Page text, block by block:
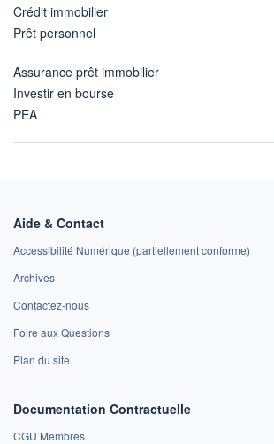
Crédit immobilier
Prêt personnel
Assurance prêt immobilier
Investir en bourse
PEA
Aide & Contact
Accessibilité Numérique (partiellement conforme)
Archives
Contactez-nous
Foire aux Questions
Plan du site
Documentation Contractuelle
CGU Membres